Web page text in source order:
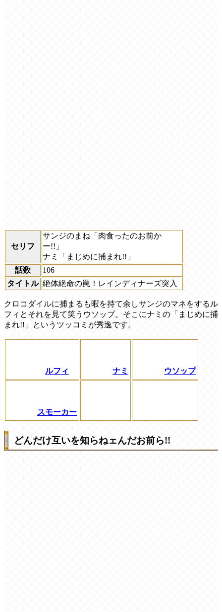
セリフ
サンジのまね「肉食ったのお前か
ー!!」
ナミ「まじめに捕まれ!!」
話数
106
タイトル 絶体絶命の罠！レインディナーズ突入
クロコダイルに捕まるも暇を持て余しサンジのマネをするル
フィとそれを見て笑うウソップ。そこにナミの「まじめに捕
まれ!!」というツッコミが秀逸です。
ルフィ ナミ ウソップ
スモーカー
どんだけ互いを知らねェんだお前ら!!